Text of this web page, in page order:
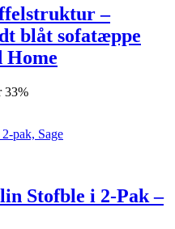
–
blåt sofatæppe
Home
33%
Stofble i 2-Pak –